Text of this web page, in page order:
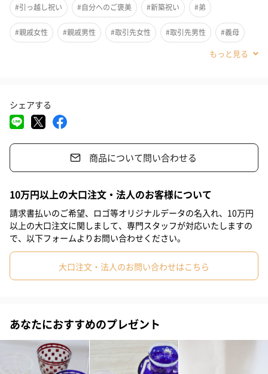
日本のお土産として海外の方にも人気
日本を代表する富士山のデザインなので、海外向けへのお土産と
選べるカラーとセットは6種類
透紅
金緑
#引っ越し祝い #自分へのご褒美 #新築祝い #弟
#親戚女性 #親戚男性 #取引先女性 #取引先男性 #義母
#息子
#上司男性
#妻 #夫
#20代後半 #30代 #40代 #50代
シェアする
商品について問い合わせる
10万円以上の大口注文・法人のお客様について
請求書払いのご希望、ロゴ等オリジナルデータの名入れ、10万円
以上の大口注文に関しまして、専門スタッフが対応いたしますの
で、以下フォームよりお問い合わせください。
大口注文・法人のお問い合わせはこちら
あなたにおすすめのプレゼント